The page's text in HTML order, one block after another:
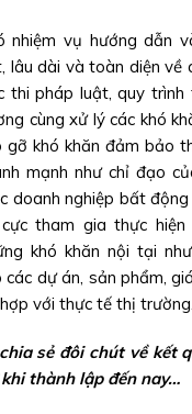
nhiệm vụ hướng dẫn
lâu dài và toàn diện về
thi pháp luật, quy trình
cùng xử lý các khó
gỡ khó khăn đảm bảo
mạnh như chỉ đạo
doanh nghiệp bất
tham gia thực hiện
khó khăn nội tại
các dự án, sản phẩm,
với thực tế thị trường.
sẻ đôi chút về kết
thành lập đến nay…